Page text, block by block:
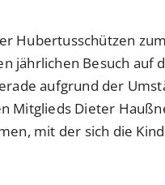
Hubertusschützen
jährlichen Besuch
aufgrund der
Mitglieds Dieter
mit der sich die